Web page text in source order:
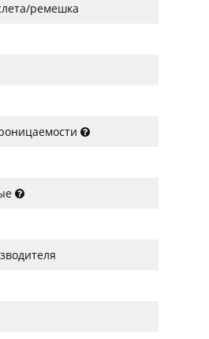
ремешка